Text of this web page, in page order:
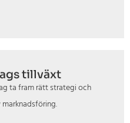
tillväxt
ta fram rätt strategi och